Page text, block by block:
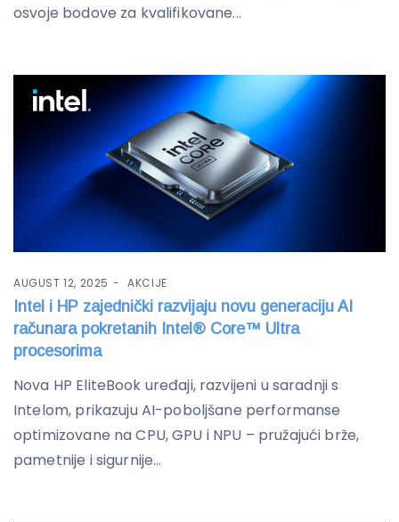
osvoje bodove za kvalifikovane...
AUGUST 12, 2025 AKCIJE
Intel i HP zajednički razvijaju novu generaciju AI
računara pokretanih Intel® Core™ Ultra
procesorima
Nova HP EliteBook uređaji, razvijeni u saradnji s
Intelom, prikazuju AI-poboljšane performanse
optimizovane na CPU, GPU i NPU – pružajući brže,
pametnije i sigurnije...